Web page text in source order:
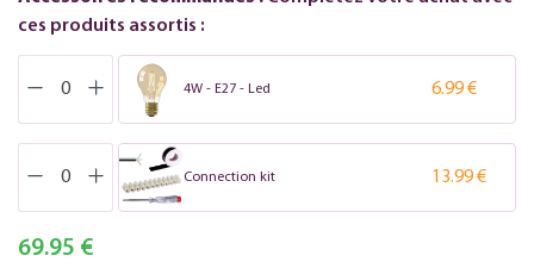
ces produits assortis :
4W - E27 - Led 6.99 €
Connection kit 13.99 €
69.95 €